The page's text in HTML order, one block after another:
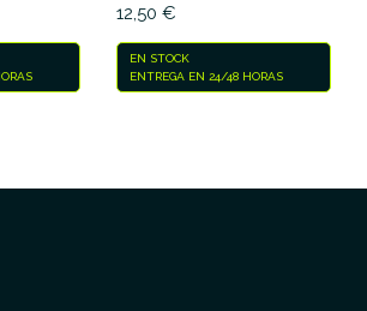
12,50 €
EN STOCK
ENTREGA EN 24/48 HORAS